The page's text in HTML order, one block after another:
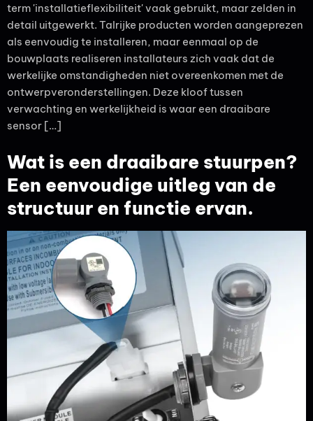
term 'installatieflexibiliteit' vaak gebruikt, maar zelden in
detail uitgewerkt. Talrijke producten worden aangeprezen
als eenvoudig te installeren, maar eenmaal op de
bouwplaats realiseren installateurs zich vaak dat de
werkelijke omstandigheden niet overeenkomen met de
ontwerpveronderstellingen. Deze kloof tussen
verwachting en werkelijkheid is waar een draaibare
sensor […]
Wat is een draaibare stuurpen?
Een eenvoudige uitleg van de
structuur en functie ervan.